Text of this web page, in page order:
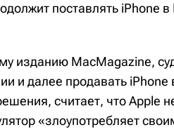
поставлять iPhone
изданию MacMagazine,
и далее продавать
считает, что Apple
«злоупотребляет